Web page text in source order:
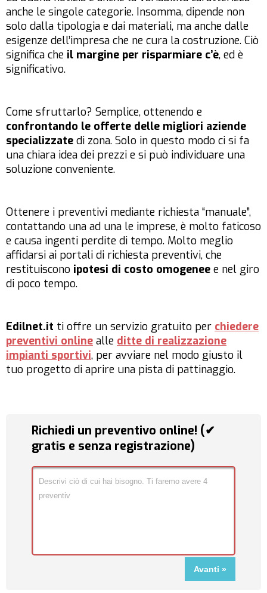
anche le singole categorie. Insomma, dipende non
solo dalla tipologia e dai materiali, ma anche dalle
esigenze dell’impresa che ne cura la costruzione. Ciò
significa che il margine per risparmiare c’è, ed è
significativo.
Come sfruttarlo? Semplice, ottenendo e
confrontando le offerte delle migliori aziende
specializzate di zona. Solo in questo modo ci si fa
una chiara idea dei prezzi e si può individuare una
soluzione conveniente.
Ottenere i preventivi mediante richiesta “manuale”,
contattando una ad una le imprese, è molto faticoso
e causa ingenti perdite di tempo. Molto meglio
affidarsi ai portali di richiesta preventivi, che
restituiscono ipotesi di costo omogenee e nel giro
di poco tempo.
Edilnet.it ti offre un servizio gratuito per chiedere
preventivi online alle ditte di realizzazione
impianti sportivi, per avviare nel modo giusto il
tuo progetto di aprire una pista di pattinaggio.
Richiedi un preventivo online! (✔
gratis e senza registrazione)